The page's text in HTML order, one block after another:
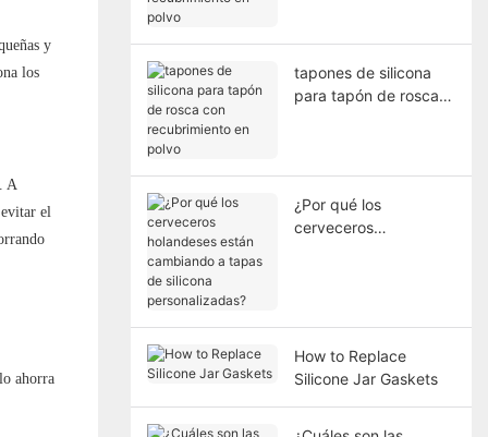
y
los
A
el
ahorra
tapones de silicona
para tapón de rosca
¿Por qué los
cerveceros
How to Replace
Silicone Jar Gaskets